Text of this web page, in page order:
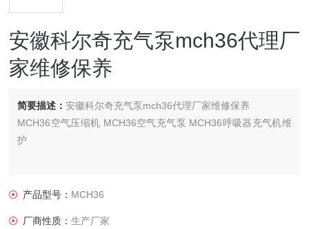
安徽科尔奇充气泵mch36代理厂
家维修保养
简要描述：安徽科尔奇充气泵mch36代理厂家维修保养
MCH36空气压缩机 MCH36空气充气泵 MCH36呼吸器充气机维
护
产品型号： MCH36
厂商性质：生产厂家